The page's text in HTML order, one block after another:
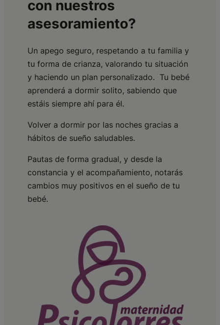
con nuestros
asesoramiento?
Un apego seguro, respetando a tu familia y
tu forma de crianza, valorando tu situación
y haciendo un plan personalizado. Tu bebé
aprenderá a dormir solito, sabiendo que
estáis siempre ahí para él.
Volver a dormir por las noches gracias a
hábitos de sueño saludables.
Pautas de forma gradual, y desde la
constancia y el acompañamiento, notarás
cambios muy positivos en el sueño de tu
bebé.